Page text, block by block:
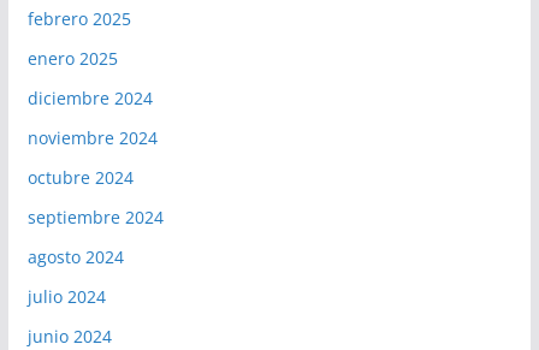
febrero 2025
enero 2025
diciembre 2024
noviembre 2024
octubre 2024
septiembre 2024
agosto 2024
julio 2024
junio 2024